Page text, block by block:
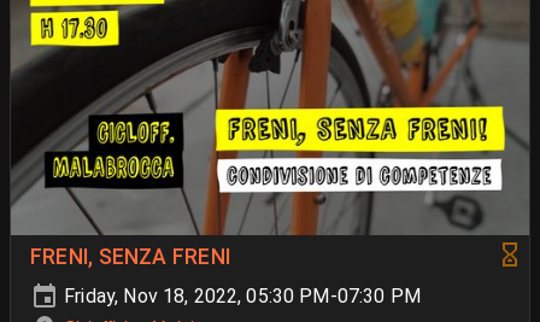
FRENI, SENZA FRENI
Friday, Nov 18, 2022, 05:30 PM-07:30 PM